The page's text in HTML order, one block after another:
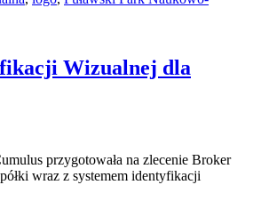
Wizualnej dla
przygotowała na zlecenie Broker
wraz z systemem identyfikacji